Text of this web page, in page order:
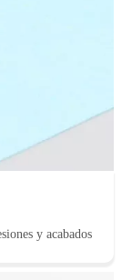
y acabados